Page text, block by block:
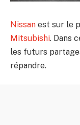
Nissan est sur le
Mitsubishi. Dans
les futurs
répandre.